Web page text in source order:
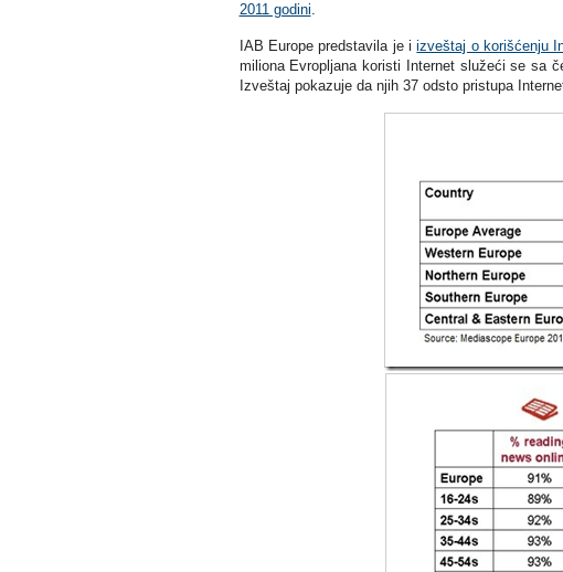
2011 godini.
IAB Europe predstavila je iizveštaj o korišćenju
miliona Evropljana koristi Internet služeći se sa
Izveštaj pokazuje da njih 37 odsto pristupa